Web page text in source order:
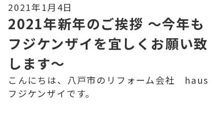
2021年1月4日
2021年新年のご挨拶 ～今年も
フジケンザイを宜しくお願い致
します～
こんにちは、八戸市のリフォーム会社 haus
フジケンザイです。